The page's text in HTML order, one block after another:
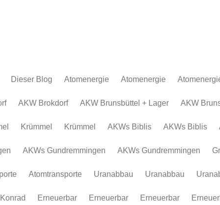
Dieser Blog Atomenergie
Atomkraftwerke
AKW
Krümmel
AKWs Biblis
Atomenergie
Atomkraftwerke
Atommüll
Rohstoffe und Konflikte
Atommüll
Rohstoffe
AKW Brokdorf AKW Brunsbüttel + Lager AKW
Krümmel Krümmel AKWs Biblis AKWs Biblis
AKWs Gundremmingen AKWs Gundremmingen
Atomtransporte Uranabbau Uranabbau
Erneuerbar Erneuerbar Erneuerbar